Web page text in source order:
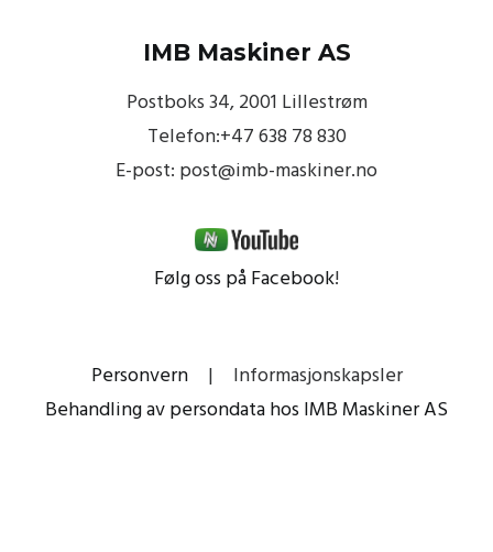
IMB Maskiner AS
Postboks 34, 2001 Lillestrøm
Telefon:+47 638 78 830
E-post: post@imb-maskiner.no
Følg oss på Facebook!
Personvern| Informasjonskapsler
Behandling av persondata hos IMB Maskiner AS